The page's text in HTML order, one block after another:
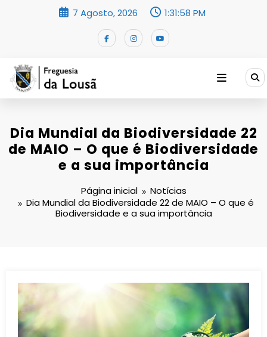
7 Agosto, 2026 1:31:58 PM
Dia Mundial da Biodiversidade 22
de MAIO – O que é Biodiversidade
e a sua importância
Página inicial
Notícias
Dia Mundial da Biodiversidade 22 de MAIO – O que é
Biodiversidade e a sua importância